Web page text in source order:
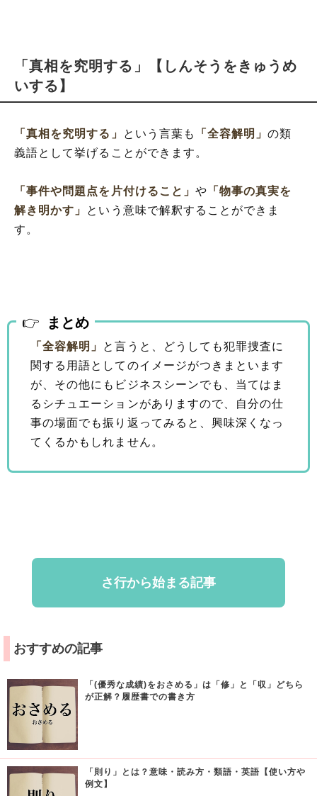
「真相を究明する」【しんそうをきゅうめ
いする】
「真相を究明する」 という言葉も 「全容解明」の類
義語として挙げることができます。
「事件や問題点を片付けること」 や 「物事の真実を
解き明かす」 という意味で解釈することができま
す。
まとめ
「全容解明」 と言うと、どうしても犯罪捜査に
関する用語としてのイメージがつきまといます
が、その他にもビジネスシーンでも、当てはま
るシチュエーションがありますので、自分の仕
事の場面でも振り返ってみると、興味深くなっ
てくるかもしれません。
さ行から始まる記事
おすすめの記事
「(優秀な成績)をおさめる」は「修」と「収」どちら
が正解？履歴書での書き方
「則り」とは？意味・読み方・類語・英語【使い方や
例文】